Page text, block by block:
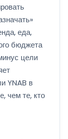
еда,
бюджета
цели
YNAB в
чем те, кто